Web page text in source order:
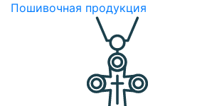
Пошивочная продукция